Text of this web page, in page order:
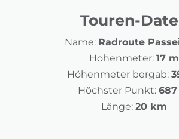
Touren-
Name: Radroute
Höhenmeter: 17 m
Höhenmeter bergab:
Höchster Punkt:
Länge: 20 km